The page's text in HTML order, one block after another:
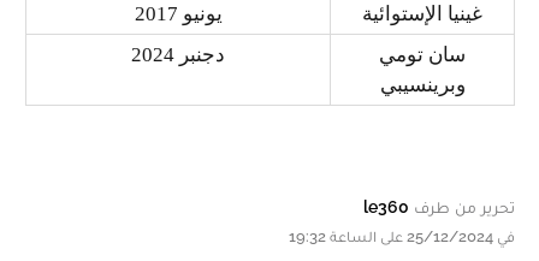
غينيا الإستوائية
يونيو 2017
سان تومي
وبرينسيبي
دجنبر 2024
تحرير من طرف le360
في 25/12/2024 على الساعة 19:32